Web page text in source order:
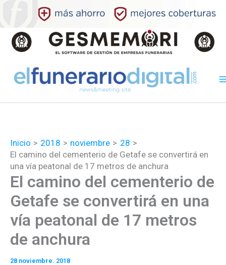
contenido
Inicio 2018 noviembre
28
El camino del cementerio de Getafe se convertirá en
una vía peatonal de 17 metros de anchura
El camino del cementerio de
Getafe se convertirá en una
vía peatonal de 17 metros
de anchura
28 noviembre. 2018